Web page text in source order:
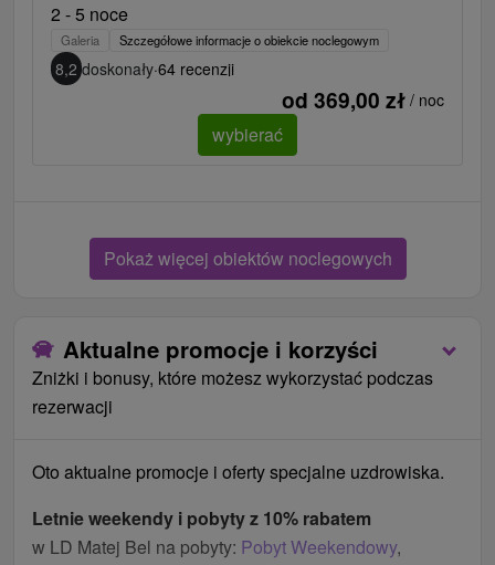
2 - 5 noce
Galeria Szczegółowe informacje o obiekcie noclegowym
8,2 doskonały·64 recenzji
od 369,00 zł / noc
wybierać
Pokaż więcej obiektów noclegowych
Aktualne promocje i korzyści
Zniżki i bonusy, które możesz wykorzystać podczas
rezerwacji
Oto aktualne promocje i oferty specjalne uzdrowiska.
Letnie weekendy i pobyty z 10% rabatem
w LD Matej Bel na pobyty: Pobyt Weekendowy,